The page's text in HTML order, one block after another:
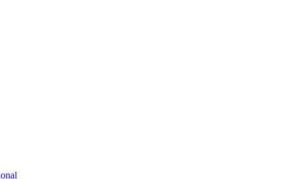
our website. By continuing to browse this website, you accept that
cookies, you can access our